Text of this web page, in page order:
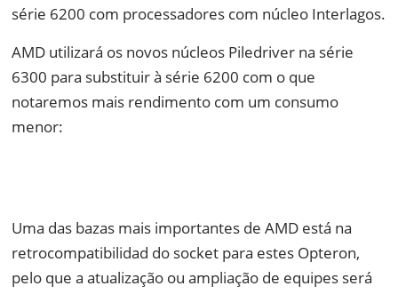
série 6200 com processadores com núcleo Interlagos.
AMD utilizará os novos núcleos Piledriver na série
6300 para substituir à série 6200 com o que
notaremos mais rendimento com um consumo
menor:
Uma das bazas mais importantes de AMD está na
retrocompatibilidad do socket para estes Opteron,
pelo que a atualização ou ampliação de equipes será